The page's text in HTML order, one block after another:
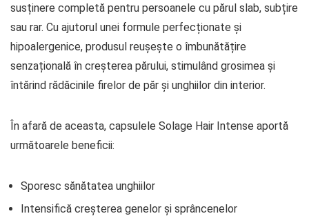
susținere completă pentru persoanele cu părul slab, subțire
sau rar. Cu ajutorul unei formule perfecționate și
hipoalergenice, produsul reușește o îmbunătățire
senzațională în creșterea părului, stimulând grosimea și
întărind rădăcinile firelor de păr și unghiilor din interior.
În afară de aceasta, capsulele Solage Hair Intense aportă
următoarele beneficii:
Sporesc sănătatea unghiilor
Intensifică creșterea genelor și sprâncenelor